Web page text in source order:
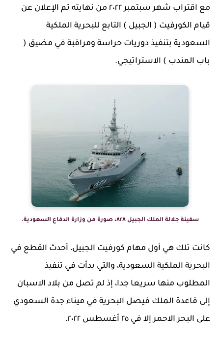
مع اقتراب شهر سبتمبر ٢٠٢٢ من نهايته تم الإعلان عن
قيام الكورفيت ( الجبيل ) التابع للبحرية الملكية
السعودية بتنفيذ دوريات حراسة ومراقبة في مضيق (
باب المندب ) الاستراتيجي.
سفينة جلالة الملك الجبيل ٨٢٨، صورة من وزارة الدفاع السعودية.
كانت تلك هي أول مهام كورفيت الجبيل، أحدث القطع في
البحرية الملكية السعودية، والتي بدأت في تنفيذ
المطلوب منها سريعا جدا، إذ لم تصل من بلاد الاسبان
إلى قاعدة الملك فيصل البحرية في ميناء جدة السعودي
على البحر الاحمر إلا في ٢٥ أغسطس ٢٠٢٢.